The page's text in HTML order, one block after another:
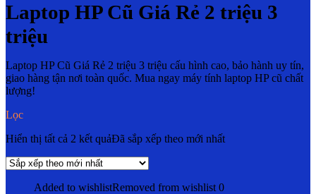
Laptop HP Cũ Giá Rẻ 2 triệu 3
triệu
Laptop HP Cũ Giá Rẻ 2 triệu 3 triệu cấu hình cao, bảo hành uy tín,
giao hàng tận nơi toàn quốc. Mua ngay máy tính laptop HP cũ chất
lượng!
Lọc
Hiển thị tất cả 2 kết quảĐã sắp xếp theo mới nhất
Added to wishlistRemoved from wishlist 0